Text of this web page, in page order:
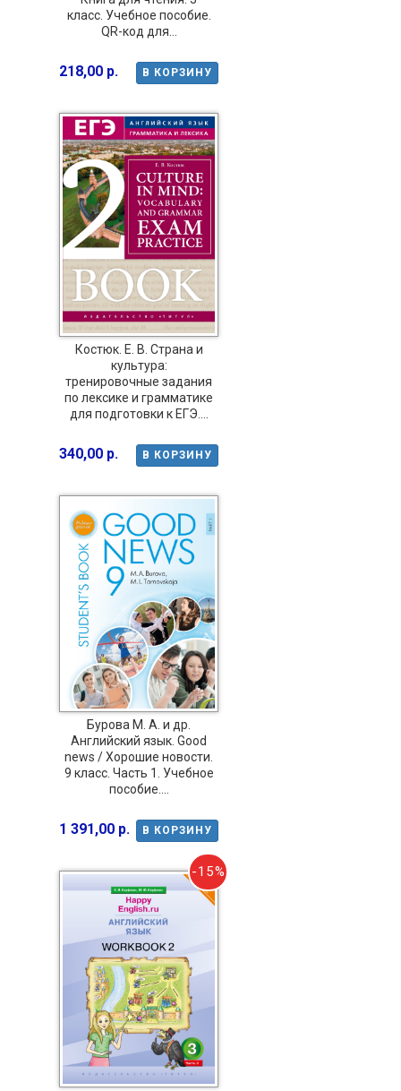
класс. Учебное пособие.
QR-код для...
В КОРЗИНУ
218,00 р.
Костюк. Е. В. Страна и
культура:
тренировочные задания
по лексике и грамматике
для подготовки к ЕГЭ....
В КОРЗИНУ
340,00 р.
Бурова М. А. и др.
Английский язык. Good
news / Хорошие новости.
9 класс. Часть 1. Учебное
пособие....
В КОРЗИНУ
1 391,00 р.
-15%